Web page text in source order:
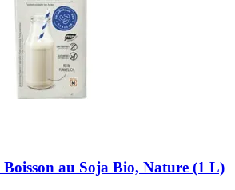
Boisson au Soja Bio, Nature (1 L)